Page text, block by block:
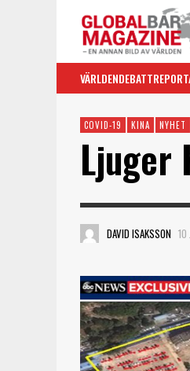
VÄRLDENDEBATT
COVID-19 KINA NYHET
Ljuger
DAVID ISAKSSON